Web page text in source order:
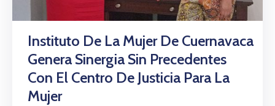
Instituto De La Mujer De Cuernavaca
Genera Sinergia Sin Precedentes
Con El Centro De Justicia Para La
Mujer